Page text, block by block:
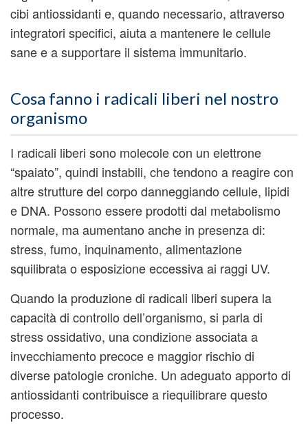
cibi antiossidanti e, quando necessario, attraverso
integratori specifici, aiuta a mantenere le cellule
sane e a supportare il sistema immunitario.
Cosa fanno i radicali liberi nel nostro
organismo
I radicali liberi sono molecole con un elettrone
“spaiato”, quindi instabili, che tendono a reagire con
altre strutture del corpo danneggiando cellule, lipidi
e DNA. Possono essere prodotti dal metabolismo
normale, ma aumentano anche in presenza di:
stress, fumo, inquinamento, alimentazione
squilibrata o esposizione eccessiva ai raggi UV.
Quando la produzione di radicali liberi supera la
capacità di controllo dell’organismo, si parla di
stress ossidativo, una condizione associata a
invecchiamento precoce e maggior rischio di
diverse patologie croniche. Un adeguato apporto di
antiossidanti contribuisce a riequilibrare questo
processo.